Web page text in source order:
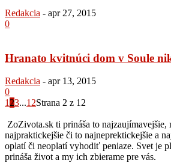
Redakcia - apr 27, 2015
0
Hranato kvitnúci dom v Soule
Redakcia - apr 13, 2015
0
123...12Strana 2 z 12
ZoZivota.sk ti prináša to najzaujímavejšie,
najpraktickejšie či to najneprektickejšie a
oplatí či neoplatí vyhodiť peniaze. Svet je
prináša život a my ich zbierame pre vás.